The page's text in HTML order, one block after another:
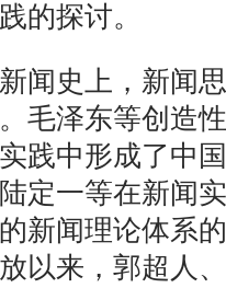
的探讨。
史上，新闻思
毛泽东等创造
践中形成了中
定一等在新闻
新闻理论体系
以来，郭超人